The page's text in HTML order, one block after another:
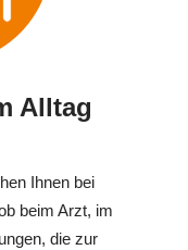
Alltag
Ihnen bei
beim Arzt, im
die zur